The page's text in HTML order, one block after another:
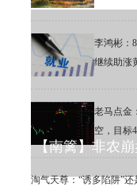
李鸿彬：
继续助涨
老马点金
空，目标
淘气天尊：“诱多陷阱”还
【南篱】非农